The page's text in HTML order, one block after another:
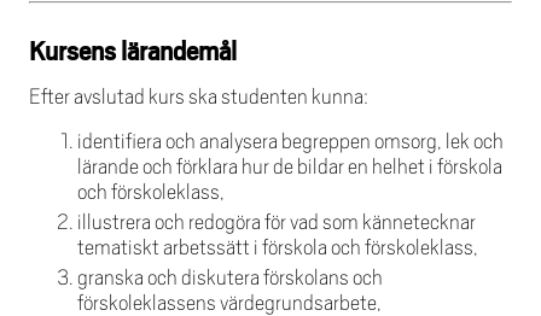
Kursens lärandemål
Efter avslutad kurs ska studenten kunna:
identifiera och analysera begreppen omsorg, lek och
lärande och förklara hur de bildar en helhet i förskola
och förskoleklass,
illustrera och redogöra för vad som kännetecknar
tematiskt arbetssätt i förskola och förskoleklass,
granska och diskutera förskolans och
förskoleklassens värdegrundsarbete,